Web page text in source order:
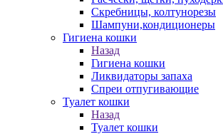
Скребницы, колтунорезы
Шампуни,кондиционеры
Гигиена кошки
Назад
Гигиена кошки
Ликвидаторы запаха
Спреи отпугивающие
Туалет кошки
Назад
Туалет кошки